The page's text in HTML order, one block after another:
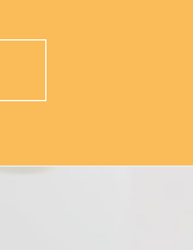
VESTI